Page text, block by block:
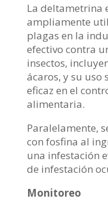
La deltametrina
ampliamente
plagas en la
efectivo contra
insectos,
ácaros, y su uso
eficaz en el
alimentaria.
Paralelamente,
con fosfina al
una infestación
de infestación
Monitoreo